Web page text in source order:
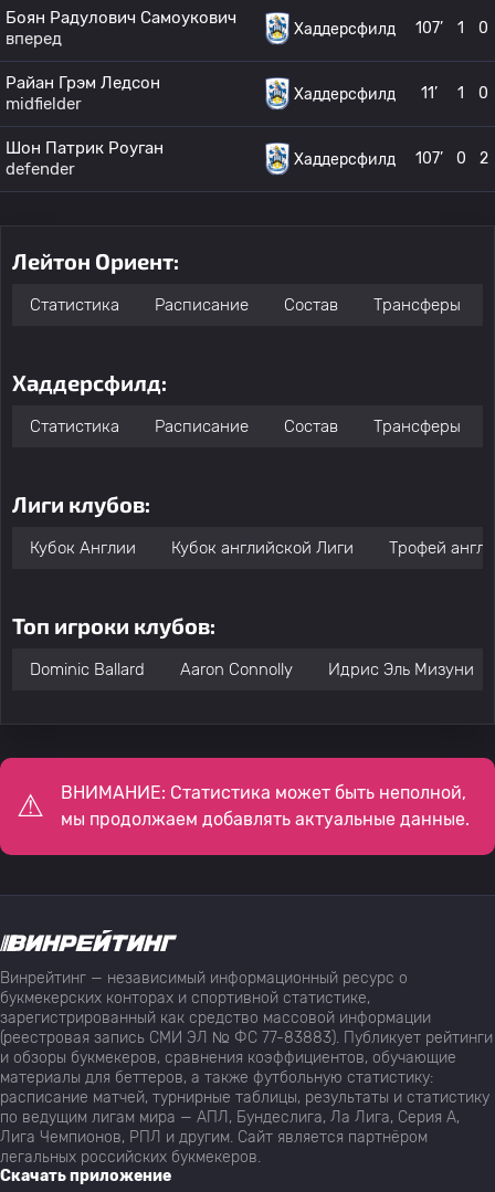
Боян Радулович Самоукович
вперед
Хаддерсфилд 107’ 1 0
Райан Грэм Ледсон
midfielder
Хаддерсфилд 11’ 1 0
Шон Патрик Роуган
defender
Хаддерсфилд 107’ 0 2
Лейтон Ориент:
Статистика Расписание Состав Трансферы
Хаддерсфилд:
Статистика Расписание Состав Трансферы
Лиги клубов:
Кубок Англии Кубок английской Лиги Трофей
Топ игроки клубов:
Dominic Ballard Aaron Connolly Идрис Эль Мизуни
ВНИМАНИЕ: Статистика может быть неполной,
мы продолжаем добавлять актуальные данные.
Винрейтинг — независимый информационный ресурс о
букмекерских конторах и спортивной статистике,
зарегистрированный как средство массовой информации
(реестровая запись СМИ ЭЛ № ФС 77-83883). Публикует рейтинги
и обзоры букмекеров, сравнения коэффициентов, обучающие
материалы для беттеров, а также футбольную статистику:
расписание матчей, турнирные таблицы, результаты и статистику
по ведущим лигам мира — АПЛ, Бундеслига, Ла Лига, Серия А,
Лига Чемпионов, РПЛ и другим. Сайт является партнёром
легальных российских букмекеров.
Скачать приложение